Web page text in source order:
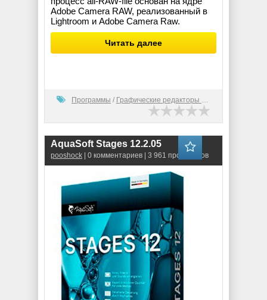
Adobe Camera RAW, реализованный в
Lightroom и Adobe Camera Raw.
Читать далее
Программы / Графические редакторы (2D)
AquaSoft Stages 12.2.05
pooshock | 0 комментариев | 3 961 просмотров